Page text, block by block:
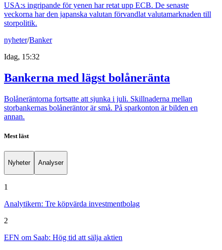
USA:s ingripande för yenen har retat upp ECB. De senaste
veckorna har den japanska valutan förvandlat valutamarknaden till
storpolitik.
nyheter/Banker
Idag, 15:32
Bankerna med lägst bolåneränta
Bolåneräntorna fortsatte att sjunka i juli. Skillnaderna mellan
storbankernas bolåneräntor är små. På sparkonton är bilden en
annan.
Mest läst
Nyheter Analyser
1
Analytikern: Tre köpvärda investmentbolag
2
EFN om Saab: Hög tid att sälja aktien